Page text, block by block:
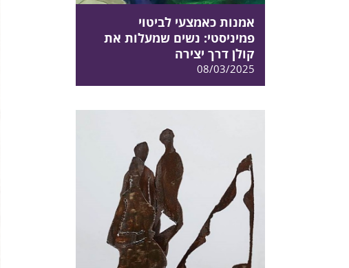
אמנות כאמצעי לביטוי
פמיניסטי: נשים שמעלות את
קולן דרך יצירה
08/03/2025